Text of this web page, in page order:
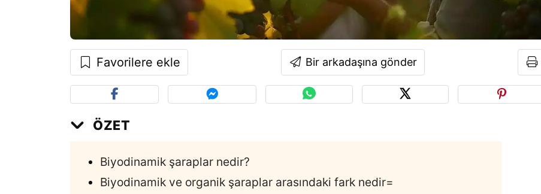
Favorilere ekle Bir arkadaşına gönder
ÖZET
Biyodinamik şaraplar nedir?
Biyodinamik ve organik şaraplar arasındaki fark nedir=